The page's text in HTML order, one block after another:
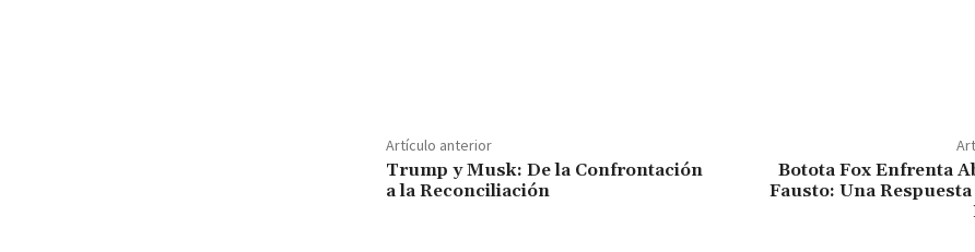
Artículo anterior
Trump y Musk: De la Confrontación
a la Reconciliación
Botota Fox Enfrenta
Fausto: Una